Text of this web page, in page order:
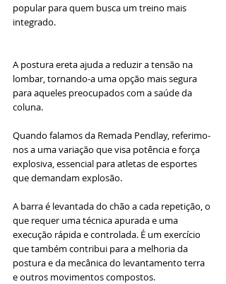
popular para quem busca um treino mais
integrado.
A postura ereta ajuda a reduzir a tensão na
lombar, tornando-a uma opção mais segura
para aqueles preocupados com a saúde da
coluna.
Quando falamos da Remada Pendlay, referimo-
nos a uma variação que visa potência e força
explosiva, essencial para atletas de esportes
que demandam explosão.
A barra é levantada do chão a cada repetição, o
que requer uma técnica apurada e uma
execução rápida e controlada. É um exercício
que também contribui para a melhoria da
postura e da mecânica do levantamento terra
e outros movimentos compostos.